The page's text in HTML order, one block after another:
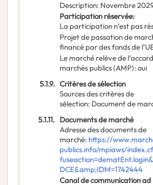
Description: Novembre
Participation réservée:
La participation n’est pas
Projet de passation de
financé par des fonds de
Le marché relève de
marchés publics (AMP): oui
5.1.9. Critères de sélection
Sources des critères de
sélection: Document de
5.1.11. Documents de marché
Adresse des documents de
marché: https://
publics.info/mpiaws/
DCE&amp;IDM=1742444
Canal de communication ad